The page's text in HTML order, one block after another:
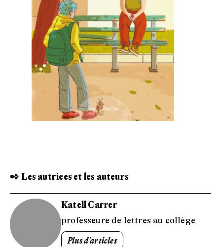
✒ Les autrices et les auteurs
Katell Carrer
professeure de lettres au collège
Plus d'articles